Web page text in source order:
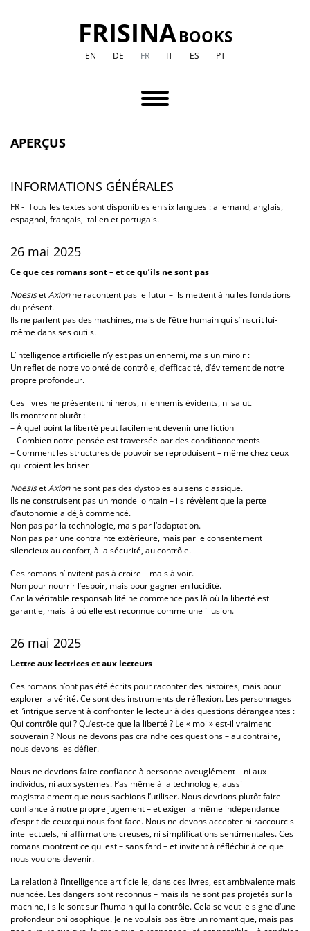
FRISINABOOKS
EN DE FR IT ES PT
APERÇUS
INFORMATIONS GÉNÉRALES
FR - Tous les textes sont disponibles en six langues : allemand, anglais,
espagnol, français, italien et portugais.
26 mai 2025
Ce que ces romans sont – et ce qu’ils ne sont pas
NoesisetAxionne racontent pas le futur – ils mettent à nu les fondations
du présent.
Ils ne parlent pas des machines, mais de l’être humain qui s’inscrit lui-
même dans ses outils.
L’intelligence artificielle n’y est pas un ennemi, mais un miroir :
Un reflet de notre volonté de contrôle, d’efficacité, d’évitement de notre
propre profondeur.
Ces livres ne présentent ni héros, ni ennemis évidents, ni salut.
Ils montrent plutôt :
– À quel point la liberté peut facilement devenir une fiction
– Combien notre pensée est traversée par des conditionnements
– Comment les structures de pouvoir se reproduisent – même chez ceux
qui croient les briser
NoesisetAxionne sont pas des dystopies au sens classique.
Ils ne construisent pas un monde lointain – ils révèlent que la perte
d’autonomie a déjà commencé.
Non pas par la technologie, mais par l’adaptation.
Non pas par une contrainte extérieure, mais par le consentement
silencieux au confort, à la sécurité, au contrôle.
Ces romans n’invitent pas à croire – mais à voir.
Non pour nourrir l’espoir, mais pour gagner en lucidité.
Car la véritable responsabilité ne commence pas là où la liberté est
garantie, mais là où elle est reconnue comme une illusion.
26 mai 2025
Lettre aux lectrices et aux lecteurs
Ces romans n’ont pas été écrits pour raconter des histoires, mais pour
explorer la vérité. Ce sont des instruments de réflexion. Les personnages
et l’intrigue servent à confronter le lecteur à des questions dérangeantes :
Qui contrôle qui ? Qu’est-ce que la liberté ? Le « moi » est-il vraiment
souverain ? Nous ne devons pas craindre ces questions – au contraire,
nous devons les défier.
Nous ne devrions faire confiance à personne aveuglément – ni aux
individus, ni aux systèmes. Pas même à la technologie, aussi
magistralement que nous sachions l’utiliser. Nous devrions plutôt faire
confiance à notre propre jugement – et exiger la même indépendance
d’esprit de ceux qui nous font face. Nous ne devons accepter ni raccourcis
intellectuels, ni affirmations creuses, ni simplifications sentimentales. Ces
romans montrent ce qui est – sans fard – et invitent à réfléchir à ce que
nous voulons devenir.
La relation à l’intelligence artificielle, dans ces livres, est ambivalente mais
nuancée. Les dangers sont reconnus – mais ils ne sont pas projetés sur la
machine, ils le sont sur l’humain qui la contrôle. Cela se veut le signe d’une
profondeur philosophique. Je ne voulais pas être un romantique, mais pas